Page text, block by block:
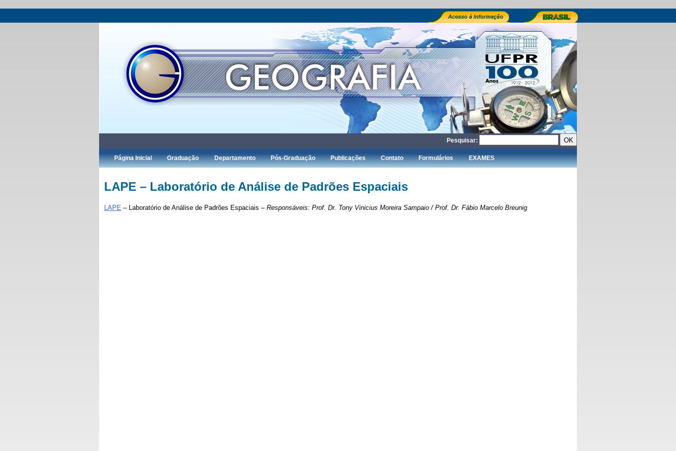
Pesquisar:
Página Inicial Graduação Departamento Pós-Graduação Publicações Contato Formulários EXAMES
LAPE – Laboratório de Análise de Padrões Espaciais
LAPE – Laboratório de Análise de Padrões Espaciais – Responsáveis: Prof. Dr. Tony Vinicius Moreira Sampaio / Prof. Dr. Fábio Marcelo Breunig